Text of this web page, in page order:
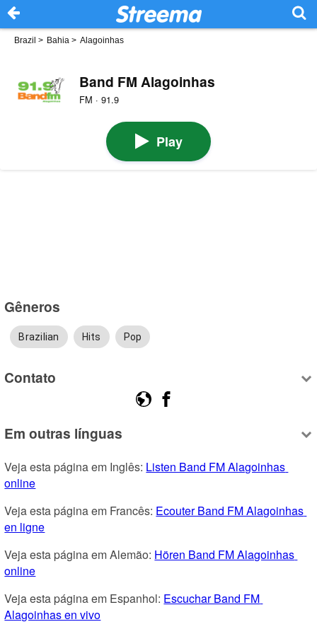
Brazil > Bahia > Alagoinhas
Band FM Alagoinhas
FM · 91.9
Play
Gêneros
Brazilian Hits Pop
Contato
Em outras línguas
Veja esta página em Inglês: Listen Band FM Alagoinhas
online
Veja esta página em Francês: Ecouter Band FM Alagoinhas
en ligne
Veja esta página em Alemão: Hören Band FM Alagoinhas
online
Veja esta página em Espanhol: Escuchar Band FM
Alagoinhas en vivo